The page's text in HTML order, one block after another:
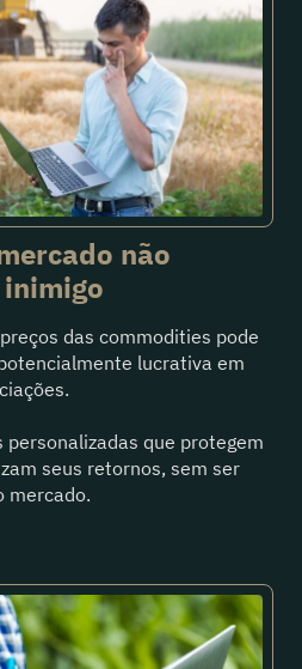
não
das commodities pode
lucrativa em
que protegem
seus retornos, sem ser
mercado.